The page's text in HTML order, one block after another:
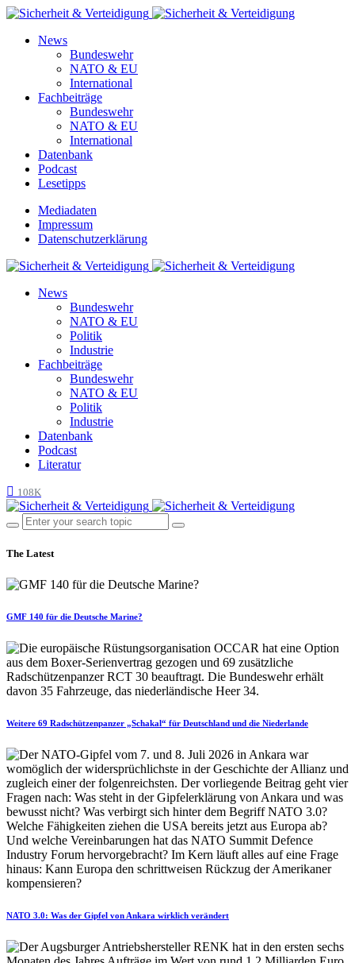
News
Bundeswehr
NATO & EU
International
Fachbeiträge
Bundeswehr
NATO & EU
International
Datenbank
Podcast
Lesetipps
Mediadaten
Impressum
Datenschutzerklärung
News
Bundeswehr
NATO & EU
Politik
Industrie
Fachbeiträge
Bundeswehr
NATO & EU
Politik
Industrie
Datenbank
Podcast
Literatur
108K
The Latest
GMF 140 für die Deutsche Marine?
Weitere 69 Radschützenpanzer „Schakal“ für Deutschland und die Niederlande
NATO 3.0: Was der Gipfel von Ankara wirklich verändert